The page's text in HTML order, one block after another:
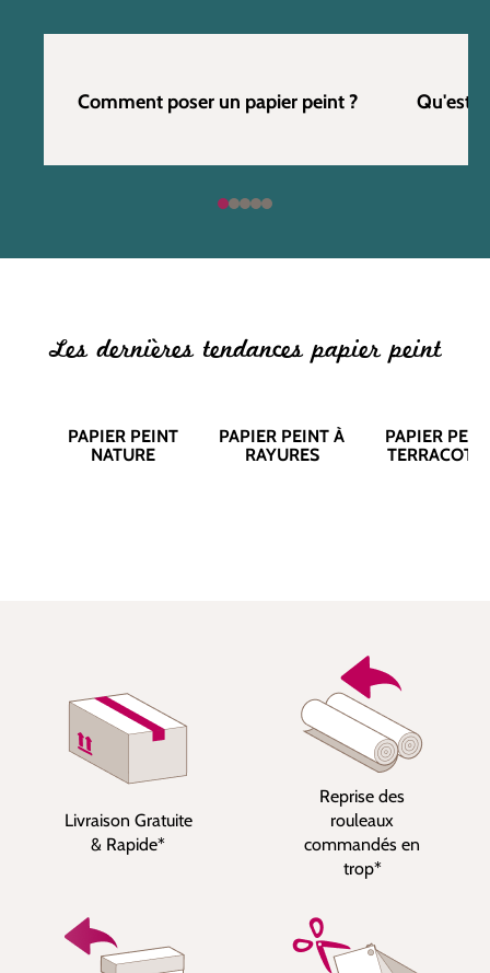
Comment poser un papier peint ? Qu'est
Les dernières tendances papier peint
PAPIER PEINT
NATURE
PAPIER PEINT À
RAYURES
PAPIER
Livraison Gratuite
& Rapide*
Reprise des
rouleaux
commandés en
trop*